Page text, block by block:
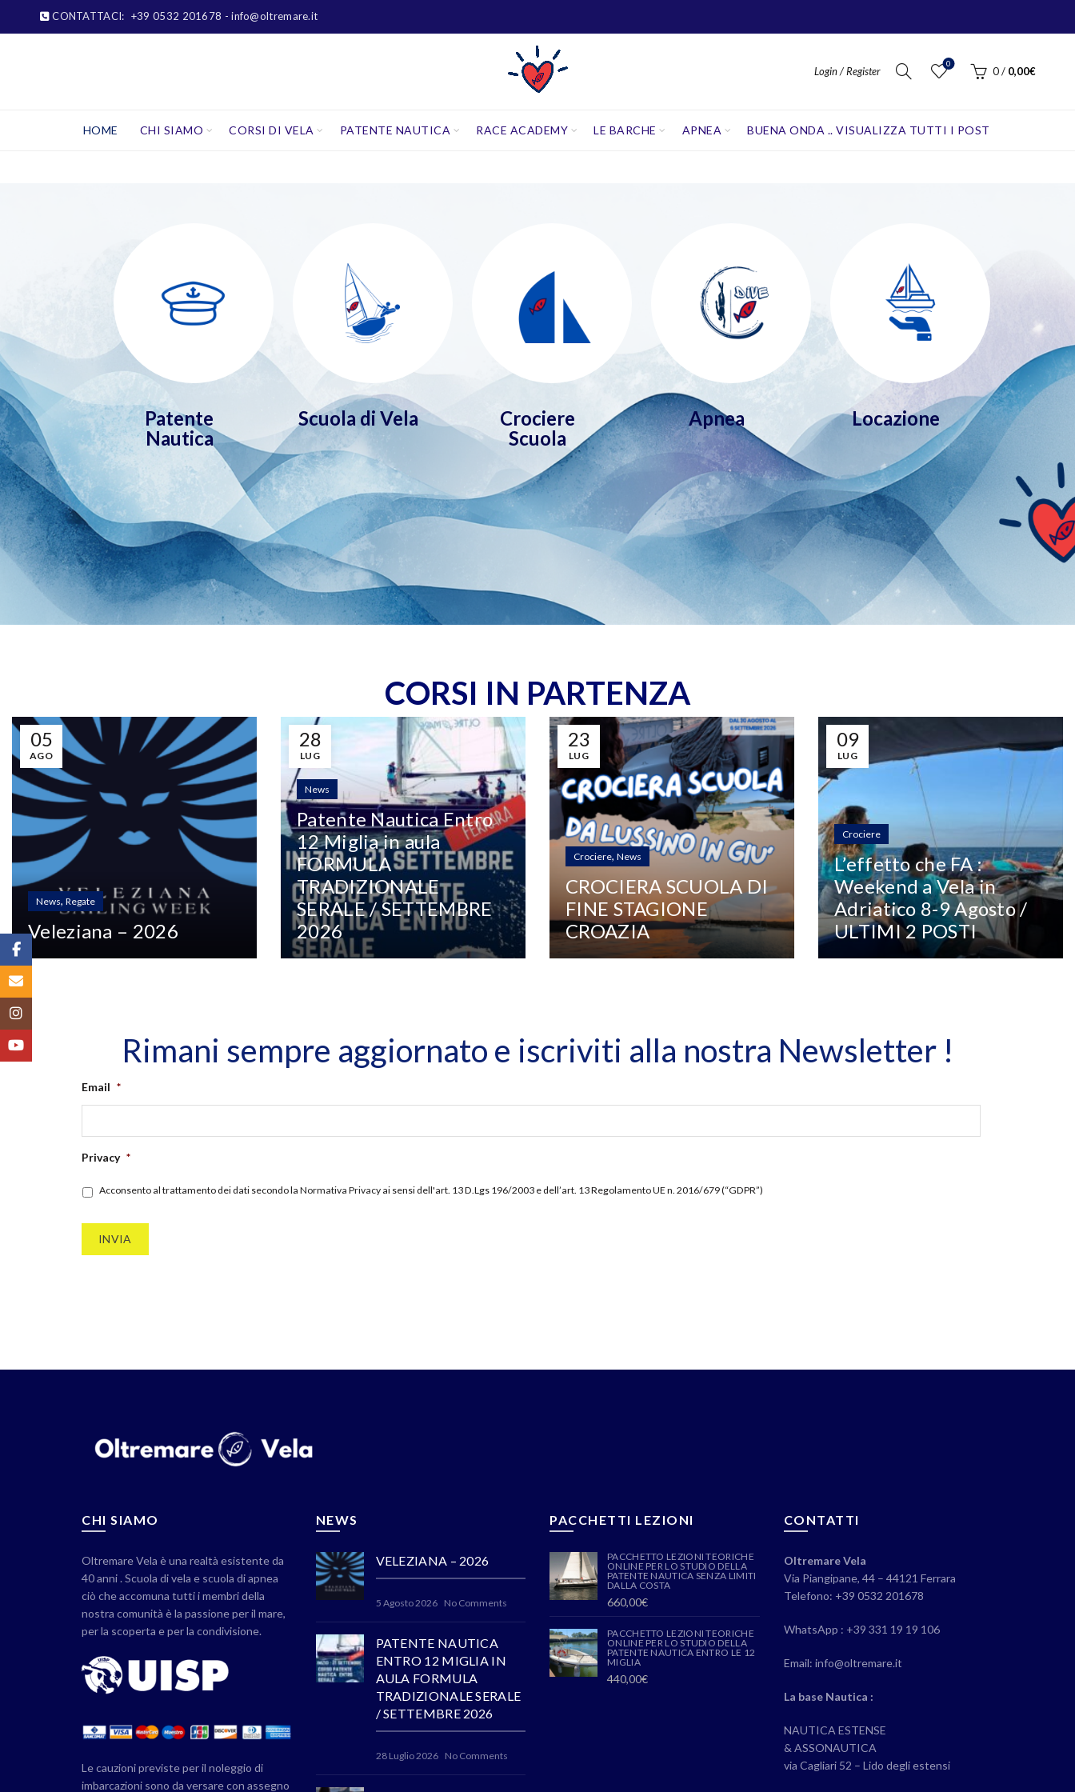
CONTATTACI: +39 0532 201678 - info@oltremare.it
Login / Register
0
0 / 0,00€
HOME CHI SIAMO CORSI DI VELA PATENTE NAUTICA RACE ACADEMY LE BARCHE APNEA BUENA ONDA .. VISUALIZZA TUTTI I POST
Patente
Nautica
Scuola di Vela
Crociere
Scuola
Apnea Locazione
CORSI IN PARTENZA
05
AGO
News, Regate
Veleziana – 2026
28
LUG
News
Patente Nautica Entro
12 Miglia in aula
FORMULA
TRADIZIONALE
SERALE / SETTEMBRE
2026
23
LUG
Crociere, News
CROCIERA SCUOLA DI
FINE STAGIONE
CROAZIA
09
LUG
Crociere
L’effetto che FA :
Weekend a Vela in
Adriatico 8-9 Agosto /
ULTIMI 2 POSTI
Rimani sempre aggiornato e iscriviti alla nostra Newsletter !
Email *
Privacy *
Acconsento al trattamento dei dati secondo la Normativa Privacy ai sensi dell'art. 13 D.Lgs 196/2003 e dell’art. 13 Regolamento UE n. 2016/679 (“GDPR”)
CHI SIAMO
Oltremare Vela è una realtà esistente da
40 anni . Scuola di vela e scuola di apnea
ciò che accomuna tutti i membri della
nostra comunità è la passione per il mare,
per la scoperta e per la condivisione.
Le cauzioni previste per il noleggio di
imbarcazioni sono da versare con assegno
NEWS
VELEZIANA – 2026
5 Agosto 2026 No Comments
PATENTE NAUTICA
ENTRO 12 MIGLIA IN
AULA FORMULA
TRADIZIONALE SERALE
/ SETTEMBRE 2026
28 Luglio 2026 No Comments
PACCHETTI LEZIONI
PACCHETTO LEZIONI TEORICHE
ONLINE PER LO STUDIO DELLA
PATENTE NAUTICA SENZA LIMITI
DALLA COSTA
660,00€
PACCHETTO LEZIONI TEORICHE
ONLINE PER LO STUDIO DELLA
PATENTE NAUTICA ENTRO LE 12
MIGLIA
440,00€
CONTATTI
Oltremare Vela
Via Piangipane, 44 – 44121 Ferrara
Telefono: +39 0532 201678
WhatsApp : +39 331 19 19 106
Email: info@oltremare.it
La base Nautica :
NAUTICA ESTENSE
& ASSONAUTICA
via Cagliari 52 – Lido degli estensi